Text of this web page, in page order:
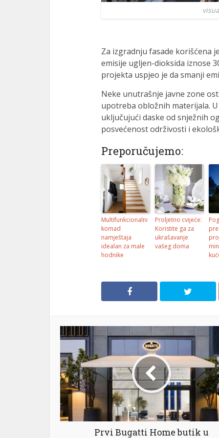
Za izgradnju fasade korišćena
emisije ugljen-dioksida iznose
projekta uspjeo je da smanji
Neke unutrašnje javne zone
upotreba obložnih materijala.
uključujući daske od snježnih
posvećenost održivosti i
Preporučujemo:
Multifunkcionalni
komad
namještaja
idealan za male
hodnike
Proljetno cvijeće:
Koristite ga za
ukrašavanje
vašeg doma
Prvi Bugatti Home butik u